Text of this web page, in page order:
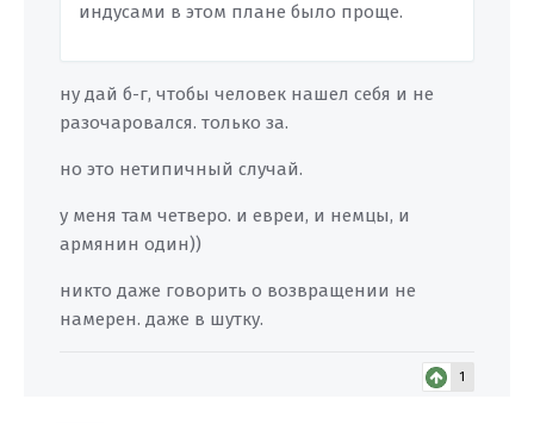
индусами в этом плане было проще.
ну дай б-г, чтобы человек нашел себя и не
разочаровался. только за.
но это нетипичный случай.
у меня там четверо. и евреи, и немцы, и
армянин один))
никто даже говорить о возвращении не
намерен. даже в шутку.
1